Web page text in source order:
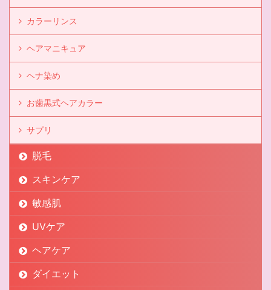
カラーリンス
ヘアマニキュア
ヘナ染め
お歯黒式ヘアカラー
サプリ
脱毛
スキンケア
敏感肌
UVケア
ヘアケア
ダイエット